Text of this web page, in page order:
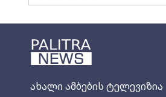
ახალი ამბების ტელევიზია